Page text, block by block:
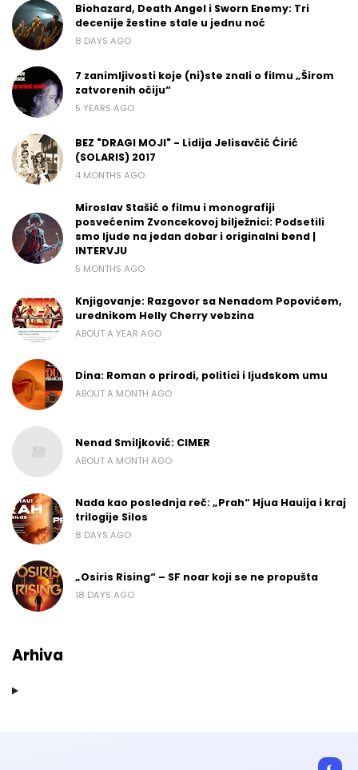
Biohazard, Death Angel i Sworn Enemy: Tri
decenije žestine stale u jednu noć
8 DAYS AGO
7 zanimljivosti koje (ni)ste znali o filmu „Širom
zatvorenih očiju“
5 YEARS AGO
BEZ "DRAGI MOJI" - Lidija Jelisavčić Ćirić
(SOLARIS) 2017
4 MONTHS AGO
Miroslav Stašić o filmu i monografiji
posvećenim Zvoncekovoj bilježnici: Podsetili
smo ljude na jedan dobar i originalni bend |
INTERVJU
5 MONTHS AGO
Knjigovanje: Razgovor sa Nenadom Popovićem,
urednikom Helly Cherry vebzina
ABOUT A YEAR AGO
Dina: Roman o prirodi, politici i ljudskom umu
ABOUT A MONTH AGO
Nenad Smiljković: CIMER
ABOUT A MONTH AGO
Nada kao poslednja reč: „Prah“ Hjua Hauija i kraj
trilogije Silos
8 DAYS AGO
„Osiris Rising“ – SF noar koji se ne propušta
18 DAYS AGO
Arhiva